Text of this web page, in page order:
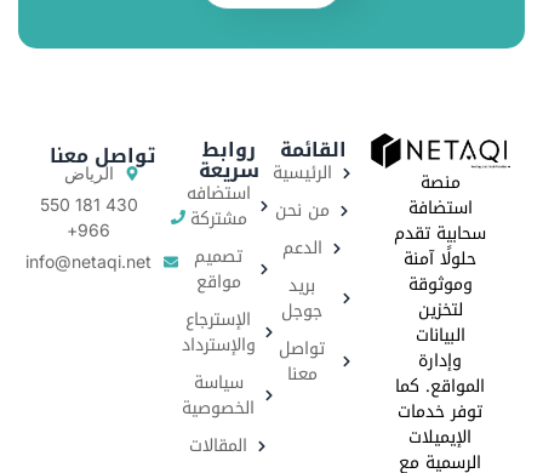
منصة
استضافة
سحابية تقدم
حلولًا آمنة
وموثوقة
لتخزين
البيانات
وإدارة
المواقع. كما
توفر خدمات
الإيميلات
الرسمية مع
القائمة
الرئيسية
من نحن
الدعم
بريد
جوجل
تواصل
معنا
روابط
سريعة
استضافه
مشتركة
تصميم
مواقع
الإسترجاع
والإسترداد
سياسة
الخصوصية
المقالات
تواصل معنا
الرياض
430 181 550
info@netaqi.net